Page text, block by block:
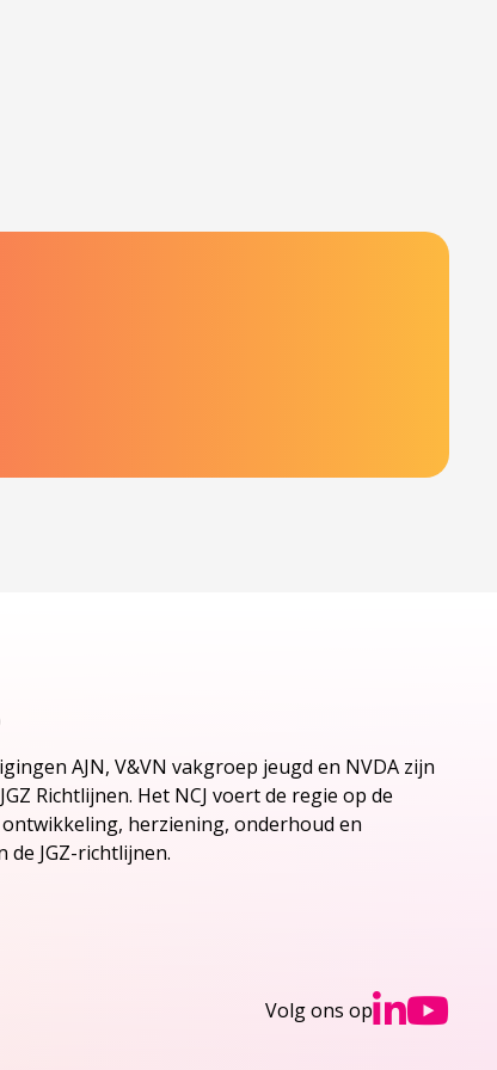
AJN, V&VN vakgroep jeugd en NVDA zijn
Richtlijnen. Het NCJ voert de regie op de
ontwikkeling, herziening, onderhoud en
de JGZ-richtlijnen.
Volg ons op Ga